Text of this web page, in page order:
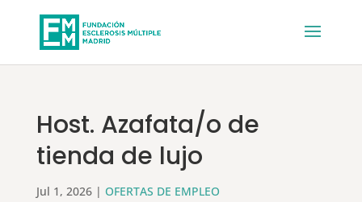
Host. Azafata/o de
tienda de lujo
Jul 1, 2026| OFERTAS DE EMPLEO